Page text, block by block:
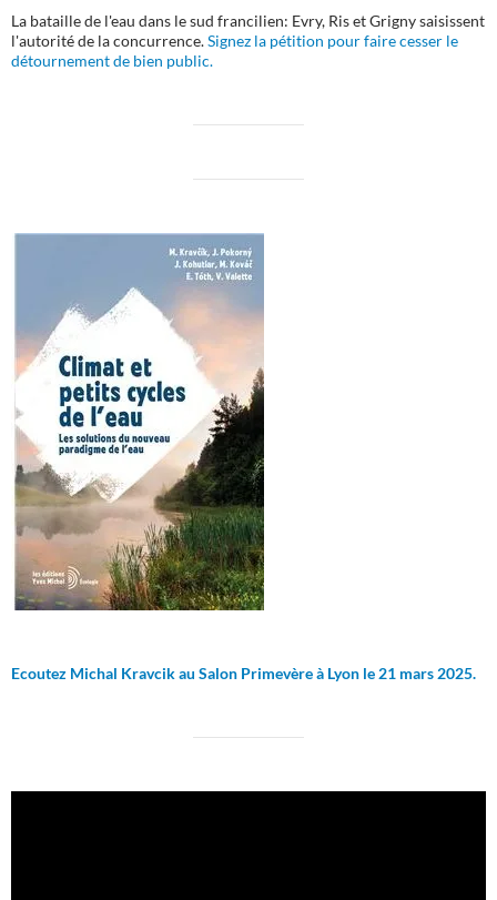
La bataille de l'eau dans le sud francilien: Evry, Ris et Grigny saisissent
l'autorité de la concurrence.Signez la pétition pour faire cesser le
détournement de bien public.
Ecoutez Michal Kravcik au Salon Primevère à Lyon le 21 mars 2025.